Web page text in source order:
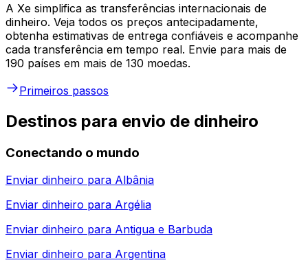
A Xe simplifica as transferências internacionais de
dinheiro. Veja todos os preços antecipadamente,
obtenha estimativas de entrega confiáveis e acompanhe
cada transferência em tempo real. Envie para mais de
190 países em mais de 130 moedas.
Primeiros passos
Destinos para envio de dinheiro
Conectando o mundo
Enviar dinheiro para Albânia
Enviar dinheiro para Argélia
Enviar dinheiro para Antigua e Barbuda
Enviar dinheiro para Argentina